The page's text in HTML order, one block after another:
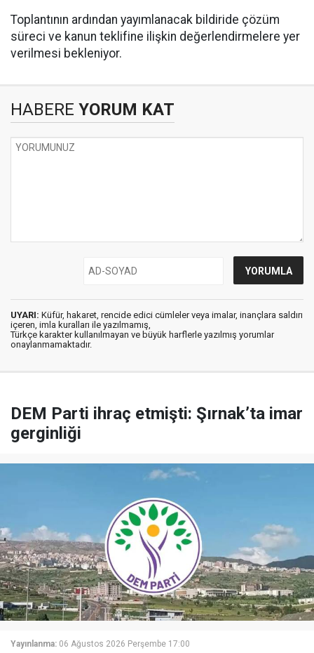
Toplantının ardından yayımlanacak bildiride çözüm
süreci ve kanun teklifine ilişkin değerlendirmelere yer
verilmesi bekleniyor.
HABERE YORUM KAT
UYARI: Küfür, hakaret, rencide edici cümleler veya imalar, inançlara saldırı
içeren, imla kuralları ile yazılmamış,
Türkçe karakter kullanılmayan ve büyük harflerle yazılmış yorumlar
onaylanmamaktadır.
DEM Parti ihraç etmişti: Şırnak’ta imar
gerginliği
Yayınlanma: 06 Ağustos 2026 Perşembe 17:00